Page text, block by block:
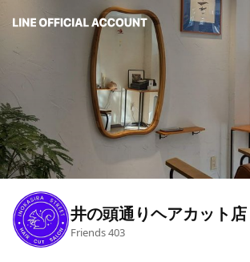
井の頭通りヘアカット店
Friends403